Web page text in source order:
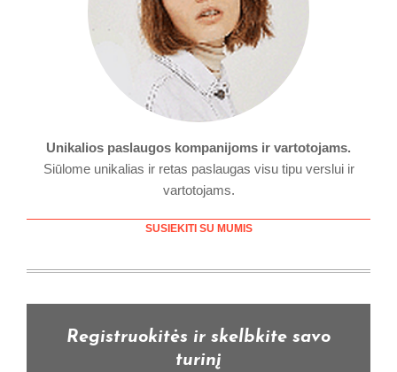
Unikalios paslaugos kompanijoms ir vartotojams.
Siūlome unikalias ir retas paslaugas visu tipu verslui ir
vartotojams.
SUSIEKITI SU MUMIS
Registruokitės ir skelbkite savo
turinį